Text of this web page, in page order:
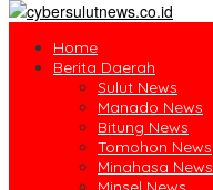
Home
Berita Daerah
Sulut News
Manado News
Bitung News
Tomohon News
Minahasa News